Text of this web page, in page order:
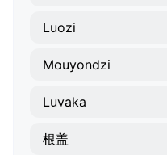
Luozi
Mouyondzi
Luvaka
根盖